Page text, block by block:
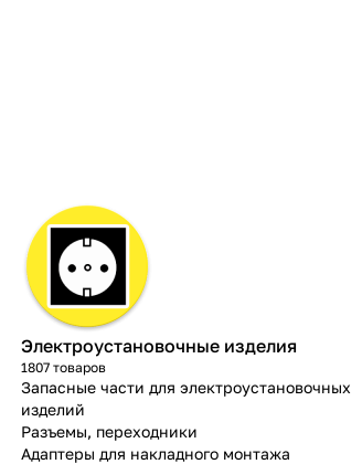
Электроустановочные изделия
1807 товаров
Запасные части для электроустановочных
изделий
Разъемы, переходники
Адаптеры для накладного монтажа